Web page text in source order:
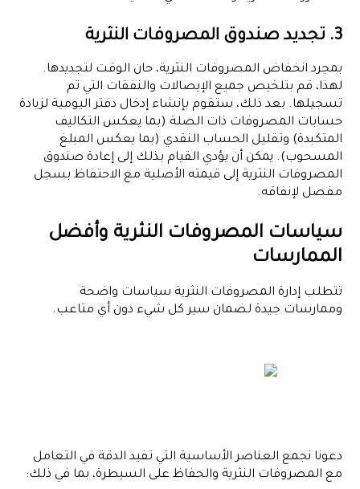
3. تجديد صندوق المصروفات النثرية
بمجرد انخفاض المصروفات النثرية، حان الوقت لتجديدها.
لهذا، قم بتلخيص جميع الإيصالات والنفقات التي تم
تسجيلها. بعد ذلك، ستقوم بإنشاء إدخال دفتر اليومية لزيادة
حسابات المصروفات ذات الصلة (بما يعكس التكاليف
المتكبدة) وتقليل الحساب النقدي (بما يعكس المبلغ
المسحوب). يمكن أن يؤدي القيام بذلك إلى إعادة صندوق
المصروفات النثرية إلى قيمته الأصلية مع الاحتفاظ بسجل
مفصل لإنفاقه.
سياسات المصروفات النثرية وأفضل
الممارسات
تتطلب إدارة المصروفات النثرية سياسات واضحة
وممارسات جيدة لضمان سير كل شيء دون أي متاعب.
دعونا نجمع العناصر الأساسية التي تفيد الدقة في التعامل
مع المصروفات النثرية والحفاظ على السيطرة، بما في ذلك: